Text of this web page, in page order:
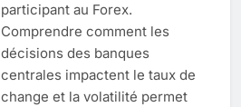
participant au Forex.
Comprendre comment les
décisions des banques
centrales impactent le taux de
change et la volatilité permet